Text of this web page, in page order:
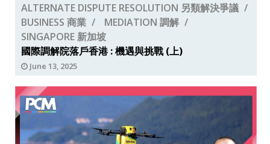
ALTERNATE DISPUTE RESOLUTION 另類解決爭議
BUSINESS 商業
MEDIATION 調解
SINGAPORE 新加坡
國際調解院落戶香港 : 機遇與挑戰 (上)
June 13, 2025